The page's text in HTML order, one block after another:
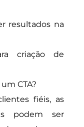
resultados na
criação de
CTA?
fiéis, as
podem ser